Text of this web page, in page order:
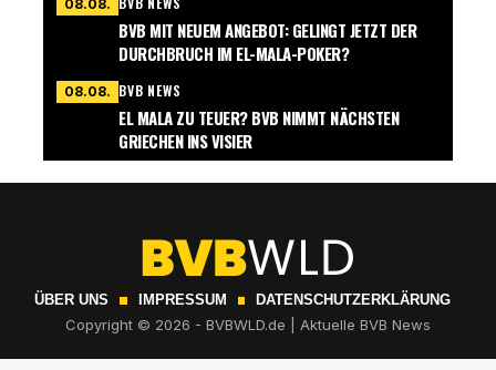
08.08.
BVB MIT NEUEM ANGEBOT: GELINGT JETZT DER
DURCHBRUCH IM EL-MALA-POKER?
08.08. BVB NEWS
EL MALA ZU TEUER? BVB NIMMT NÄCHSTEN
GRIECHEN INS VISIER
ÜBER UNS IMPRESSUM DATENSCHUTZERKLÄRUNG
Copyright © 2026 - BVBWLD.de | Aktuelle BVB News